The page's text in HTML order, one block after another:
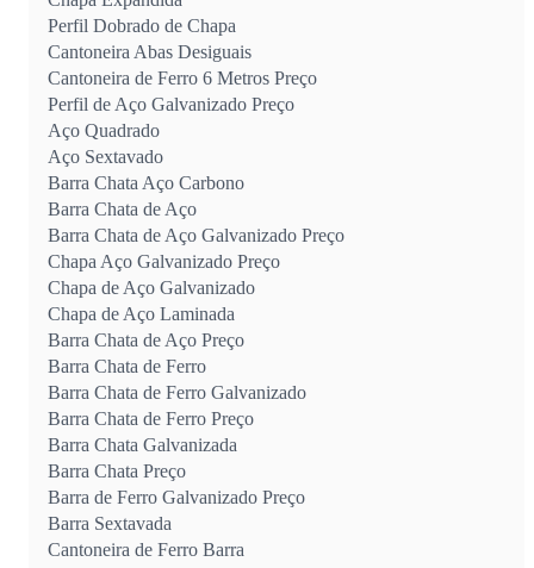
Perfil Dobrado de Chapa
Cantoneira Abas Desiguais
Cantoneira de Ferro 6 Metros Preço
Perfil de Aço Galvanizado Preço
Aço Quadrado
Aço Sextavado
Barra Chata Aço Carbono
Barra Chata de Aço
Barra Chata de Aço Galvanizado Preço
Chapa Aço Galvanizado Preço
Chapa de Aço Galvanizado
Chapa de Aço Laminada
Barra Chata de Aço Preço
Barra Chata de Ferro
Barra Chata de Ferro Galvanizado
Barra Chata de Ferro Preço
Barra Chata Galvanizada
Barra Chata Preço
Barra de Ferro Galvanizado Preço
Barra Sextavada
Cantoneira de Ferro Barra